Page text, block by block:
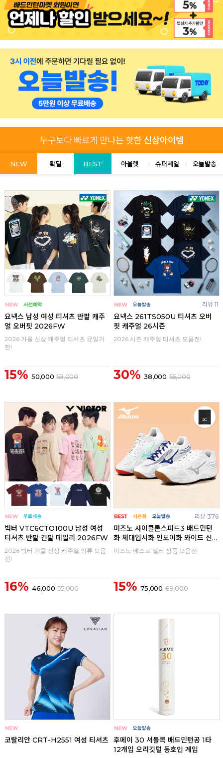
NEW 확딜 BEST 아울렛 슈퍼세일 오늘발송
요넥스 남성 여성 티셔츠 반팔 캐주
얼 오버핏 2026FW
2026 가을 신상 캐주얼 티셔츠 균일가
전!
15% 50,000 59,000
리뷰 11
요넥스 261TS050U 티셔츠 오버
핏 캐주얼 26시즌
2026 시즌 캐주얼 티셔츠 모음전!
30% 38,000 55,000
빅터 VTC6CTO100U 남성 여성
티셔츠 반팔 긴팔 데일리 2026FW
2026 빅터 가을 신상 캐주얼 의류 모음
전!
16% 46,000 55,000
리뷰 376
미즈노 사이클론스피드3 배드민턴
화 체대입시화 인도어화 와이드 신
발
미즈노 베스트 셀러 상품 모음전
15% 75,000 89,000
코랄리안 CRT-H2551 여성 티셔츠
후메이 30 셔틀콕 배드민턴공 1타
12개입 오리깃털 동호인 게임